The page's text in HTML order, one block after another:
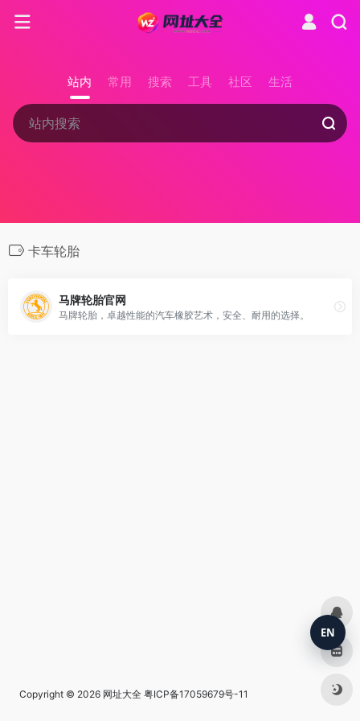
站内 常用 搜索 工具 社区 生活
卡车轮胎
马牌轮胎官网
马牌轮胎，卓越性能的汽车橡胶艺术，安全、耐用的选择。
Copyright © 2026 网址大全 粤ICP备17059679号-11
EN